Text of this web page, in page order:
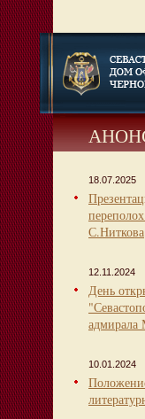
18.07.2025
С.Ниткова
12.11.2024
День
адмирала
10.01.2024